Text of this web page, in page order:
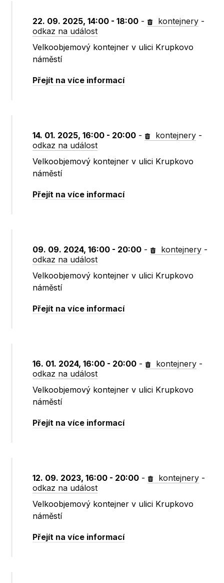
22. 09. 2025, 14:00 - 18:00 - kontejnery -
odkaz na událost
Velkoobjemový kontejner v ulici Krupkovo
náměstí
Přejít na více informací
14. 01. 2025, 16:00 - 20:00 - kontejnery -
odkaz na událost
Velkoobjemový kontejner v ulici Krupkovo
náměstí
Přejít na více informací
09. 09. 2024, 16:00 - 20:00 - kontejnery -
odkaz na událost
Velkoobjemový kontejner v ulici Krupkovo
náměstí
Přejít na více informací
16. 01. 2024, 16:00 - 20:00 - kontejnery -
odkaz na událost
Velkoobjemový kontejner v ulici Krupkovo
náměstí
Přejít na více informací
12. 09. 2023, 16:00 - 20:00 - kontejnery -
odkaz na událost
Velkoobjemový kontejner v ulici Krupkovo
náměstí
Přejít na více informací